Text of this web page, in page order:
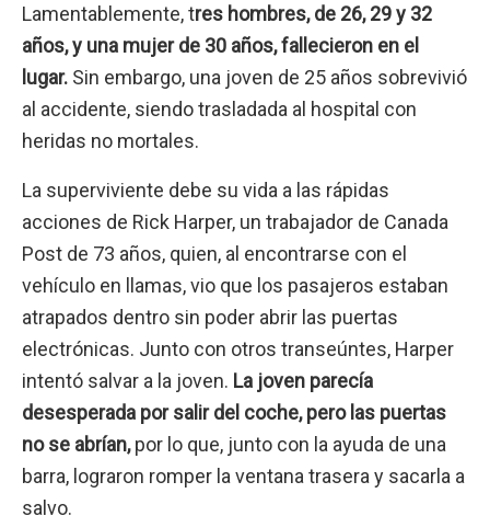
Lamentablemente, tres hombres, de 26, 29 y 32
años, y una mujer de 30 años, fallecieron en el
lugar. Sin embargo, una joven de 25 años sobrevivió
al accidente, siendo trasladada al hospital con
heridas no mortales.
La superviviente debe su vida a las rápidas
acciones de Rick Harper, un trabajador de Canada
Post de 73 años, quien, al encontrarse con el
vehículo en llamas, vio que los pasajeros estaban
atrapados dentro sin poder abrir las puertas
electrónicas. Junto con otros transeúntes, Harper
intentó salvar a la joven. La joven parecía
desesperada por salir del coche, pero las puertas
no se abrían,por lo que, junto con la ayuda de una
barra, lograron romper la ventana trasera y sacarla a
salvo.